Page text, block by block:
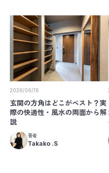
2026/06/16
玄関の方角はどこがベスト？実
際の快適性・風水の両面から解
説
著者
Takako .S